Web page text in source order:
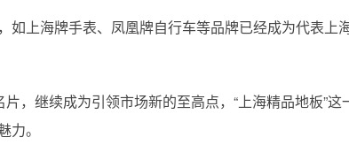
如上海牌手表、凤凰牌自行车等品牌已经成为代表上
，继续成为引领市场新的至高点，“上海精品地板”这
。